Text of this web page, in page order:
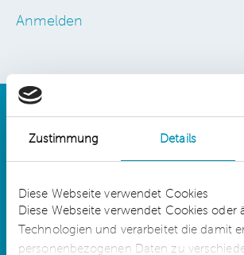
Zustimmung Details
Diese Webseite verwendet Cookies
Diese Webseite verwendet Cookies oder
Technologien und verarbeitet die damit
personenbezogenen Daten zu
Anmelden
dhpg is an independent network member of
CLA Global. See
CLAglobal.com/disclaimer